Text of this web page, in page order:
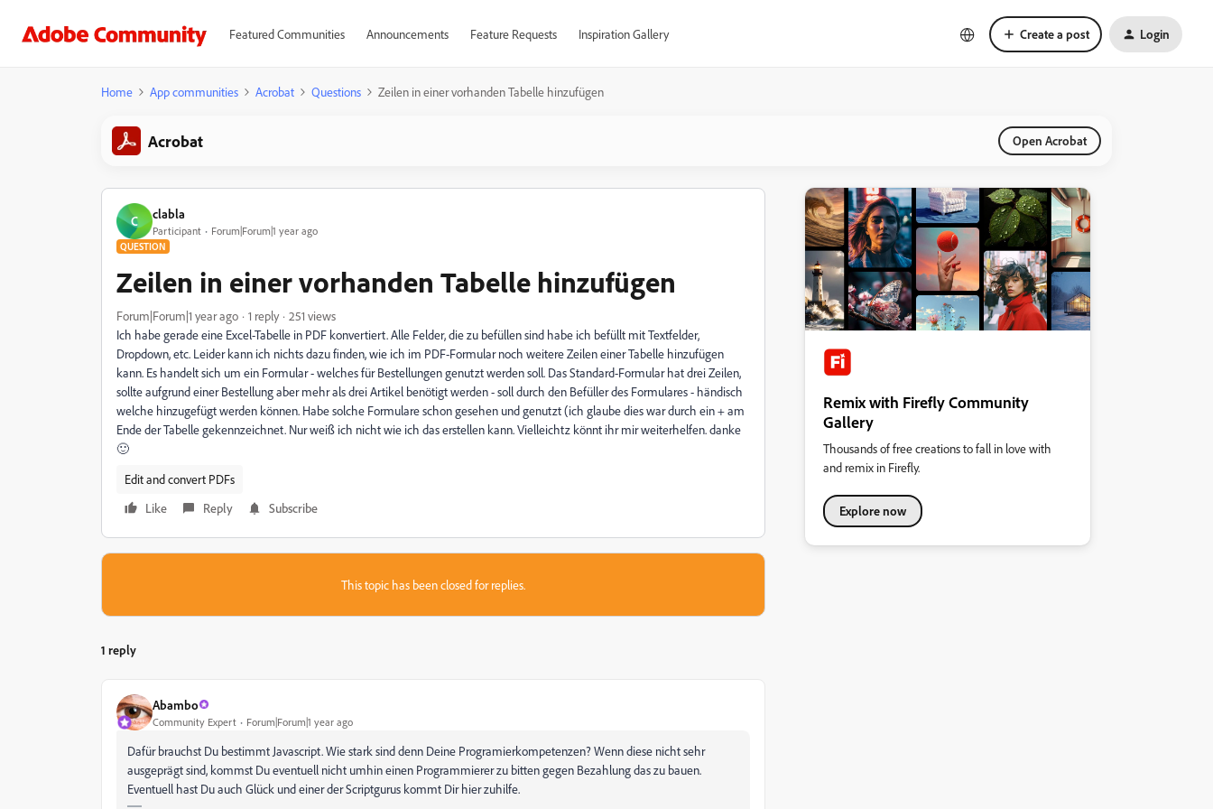
Featured Communities Announcements Feature Requests Inspiration Gallery Create a post Login
Home App communities Acrobat Questions Zeilen in einer vorhanden Tabelle hinzufügen
Acrobat Open Acrobat
C clabla
Participant Forum|Forum|1 year ago
QUESTION
Zeilen in einer vorhanden Tabelle hinzufügen
Forum|Forum|1 year ago 1 reply
251 views
Ich habe gerade eine Excel-Tabelle in PDF konvertiert. Alle Felder, die zu befüllen sind habe ich befüllt mit Textfelder,
Dropdown, etc. Leider kann ich nichts dazu finden, wie ich im PDF-Formular noch weitere Zeilen einer Tabelle hinzufügen
kann. Es handelt sich um ein Formular - welches für Bestellungen genutzt werden soll. Das Standard-Formular hat drei Zeilen,
sollte aufgrund einer Bestellung aber mehr als drei Artikel benötigt werden - soll durch den Befüller des Formulares - händisch
welche hinzugefügt werden können. Habe solche Formulare schon gesehen und genutzt (ich glaube dies war durch ein + am
Ende der Tabelle gekennzeichnet. Nur weiß ich nicht wie ich das erstellen kann. Vielleichtz könnt ihr mir weiterhelfen. danke
🙂
Edit and convert PDFs
Like
Reply Subscribe
This topic has been closed for replies.
1 reply
Abambo
Community Expert Forum|Forum|1 year ago
Dafür brauchst Du bestimmt Javascript. Wie stark sind denn Deine Programierkompetenzen? Wenn diese nicht sehr
ausgeprägt sind, kommst Du eventuell nicht umhin einen Programmierer zu bitten gegen Bezahlung das zu bauen.
Eventuell hast Du auch Glück und einer der Scriptgurus kommt Dir hier zuhilfe.
Remix with Firefly Community
Gallery
Thousands of free creations to fall in love with
and remix in Firefly.
Explore now